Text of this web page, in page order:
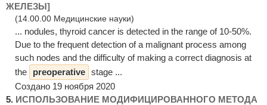
ЖЕЛЕЗЫ]
(14.00.00 Медицинские науки)
... nodules, thyroid cancer is detected in the range of 10-50%.
Due to the frequent detection of a malignant process among
such nodes and the difficulty of making a correct diagnosis at
the
preoperative stage ...
Создано 19 ноября 2020
5. ИСПОЛЬЗОВАНИЕ МОДИФИЦИРОВАННОГО МЕТОДА